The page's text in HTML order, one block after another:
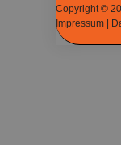
Copyright ©
Impressum